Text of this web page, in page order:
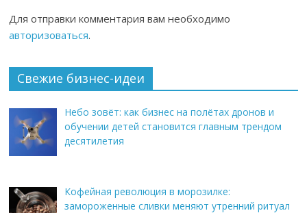
Для отправки комментария вам необходимо
авторизоваться.
Свежие бизнес-идеи
Небо зовёт: как бизнес на полётах дронов и
обучении детей становится главным трендом
десятилетия
Кофейная революция в морозилке:
замороженные сливки меняют утренний ритуал